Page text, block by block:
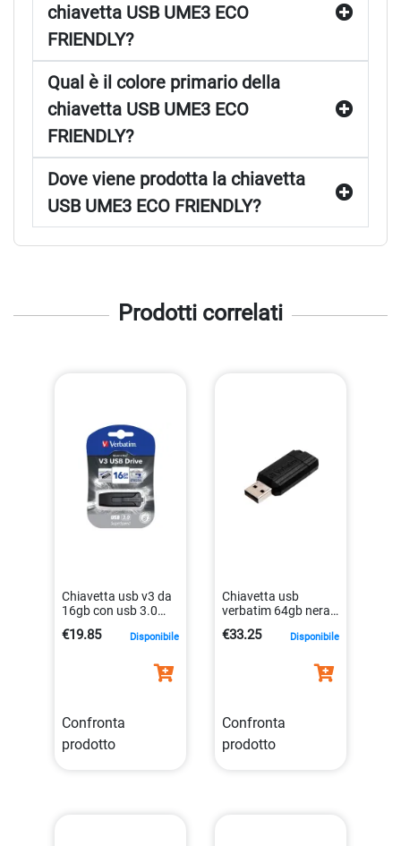
chiavetta USB UME3 ECO
FRIENDLY?
Qual è il colore primario della
chiavetta USB UME3 ECO
FRIENDLY?
Dove viene prodotta la chiavetta
USB UME3 ECO FRIENDLY?
Prodotti correlati
Chiavetta usb v3 da
16gb con usb 3.0
lettura
€19.85 Disponibile
Confronta
prodotto
Chiavetta usb
verbatim 64gb nera
€33.25 Disponibile
Confronta
prodotto